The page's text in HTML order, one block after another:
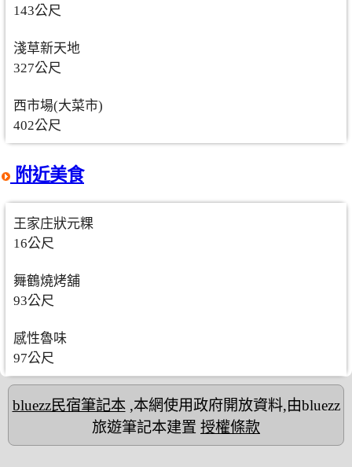
143公尺
淺草新天地
327公尺
西市場(大菜市)
402公尺
附近美食
王家庄狀元粿
16公尺
舞鶴燒烤舖
93公尺
感性魯味
97公尺
bluezz民宿筆記本,本網使用政府開放資料,由bluezz
旅遊筆記本建置 授權條款